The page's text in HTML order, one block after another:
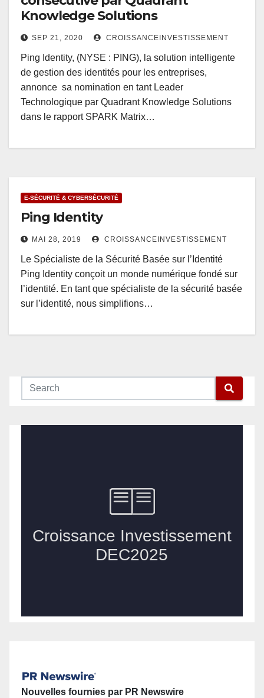
Knowledge Solutions
SEP 21, 2020 CROISSANCEINVESTISSEMENT
Ping Identity, (NYSE : PING), la solution intelligente
de gestion des identités pour les entreprises,
annonce sa nomination en tant Leader
Technologique par Quadrant Knowledge Solutions
dans le rapport SPARK Matrix…
E-SÉCURITÉ & CYBERSÉCURITÉ
Ping Identity
MAI 28, 2019 CROISSANCEINVESTISSEMENT
Le Spécialiste de la Sécurité Basée sur l’Identité
Ping Identity conçoit un monde numérique fondé sur
l’identité. En tant que spécialiste de la sécurité basée
sur l’identité, nous simplifions…
Nouvelles fournies par PR Newswire